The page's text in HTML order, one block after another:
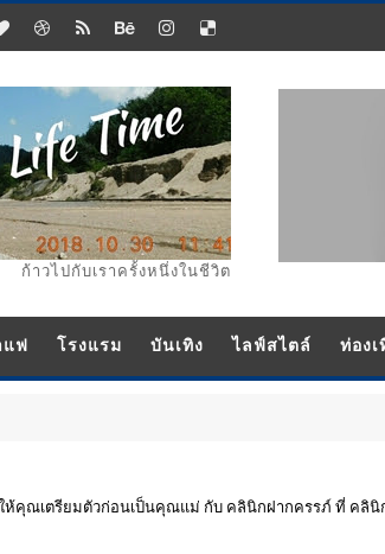
ก้าวไปกับเราครั้งหนึ่งในชีวิต
แฟ โรงแรม บันเทิง ไลฟ์สไตล์ ท่องเ
ห้คุณเตรียมตัวก่อนเป็นคุณแม่ กับ คลินิกฝากครรภ์ ที่ คลินิ